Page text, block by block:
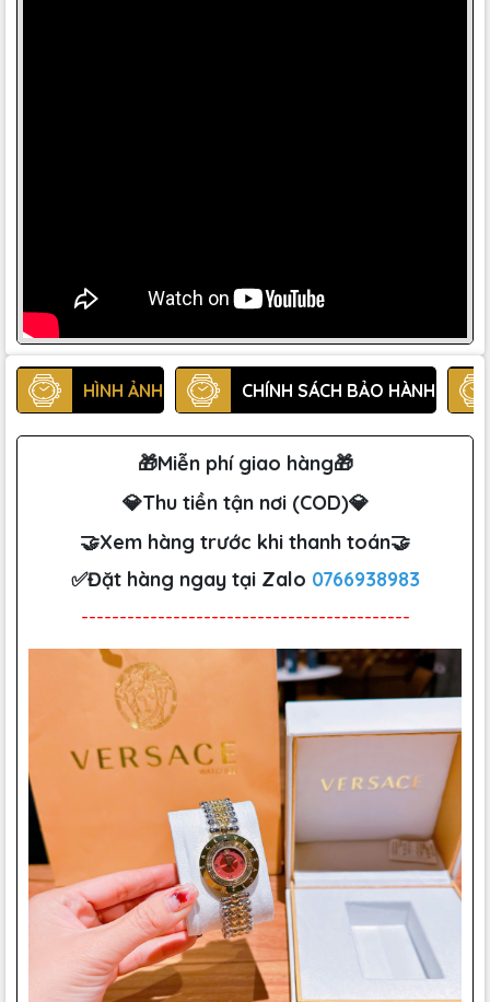
HÌNH ẢNH CHÍNH SÁCH BẢO HÀNH
🎁Miễn phí giao hàng🎁
💎Thu tiền tận nơi (COD)💎
🤝Xem hàng trước khi thanh toán🤝
✅Đặt hàng ngay tại Zalo 0766938983
-------------------------------------------